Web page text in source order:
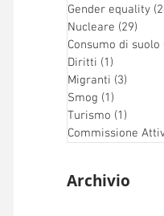
Gender equality
Nucleare (29)
Consumo di suolo
Diritti (1)
Migranti (3)
Smog (1)
Turismo (1)
Commissione
Archivio